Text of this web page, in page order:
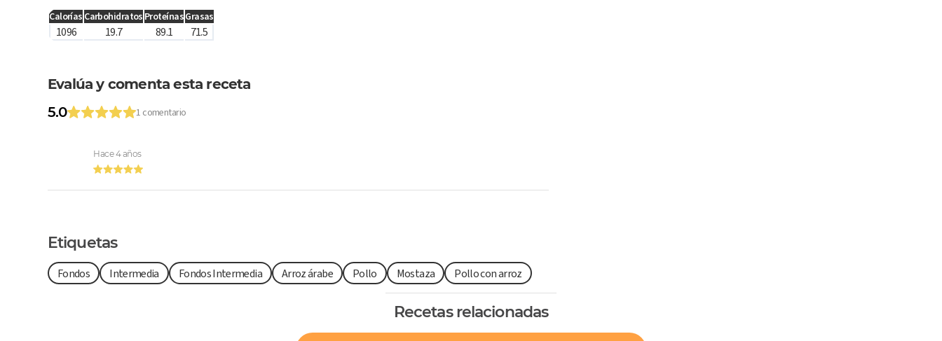
Calorías Carbohidratos ProteínasGrasas
1096 19.7 89.1 71.5
Evalúa y comenta esta receta
5.0
1 comentario
Hace 4 años
Etiquetas
Fondos Intermedia Fondos Intermedia Arroz árabe Pollo Mostaza Pollo con arroz
Recetas relacionadas